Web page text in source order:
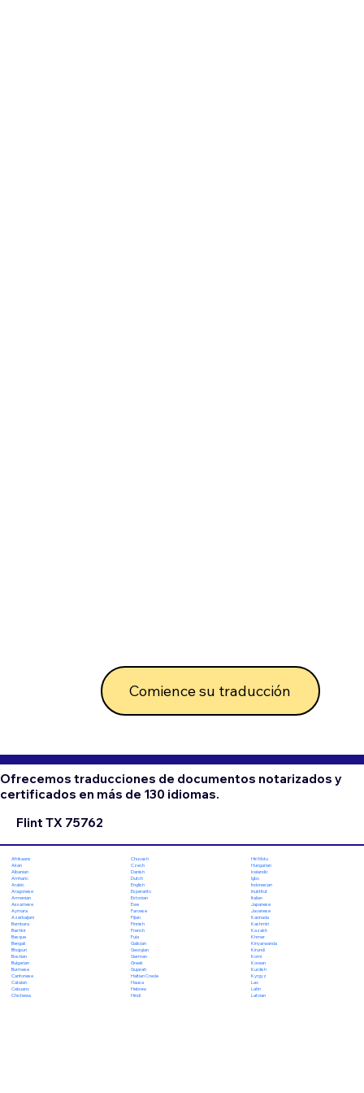
Comience su traducción
Ofrecemos traducciones de documentos notarizados y
certificados en más de 130 idiomas.
Flint TX 75762
Afrikaans
Akan
Albanian
Amharic
Arabic
Aragonese
Armenian
Assamese
Aymara
Azerbaijani
Bambara
Bashkir
Basque
Bengali
Bhojpuri
Bosnian
Bulgarian
Burmese
Cantonese
Catalan
Cebuano
Chichewa
Chuvash
Czech
Danish
Dutch
English
Esperanto
Estonian
Ewe
Faroese
Fijian
Finnish
French
Fula
Galician
Georgian
German
Greek
Gujarati
Haitian Creole
Hausa
Hebrew
Hindi
Hiri Motu
Hungarian
Icelandic
Igbo
Indonesian
Inuktitut
Italian
Japanese
Javanese
Kannada
Kashmiri
Kazakh
Khmer
Kinyarwanda
Kirundi
Komi
Korean
Kurdish
Kyrgyz
Lao
Latin
Latvian